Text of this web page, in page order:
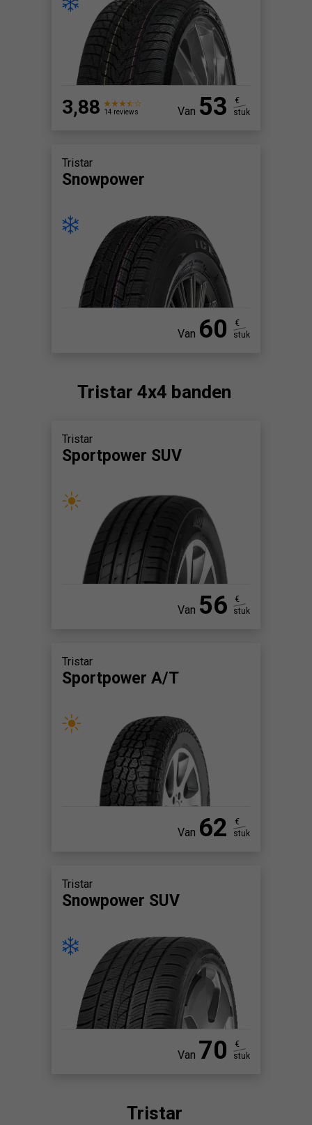
3,88 14 reviews Van 53
€
stuk
Tristar
Snowpower
Van 60
€
stuk
Tristar 4x4 banden
Tristar
Sportpower SUV
Van 56
€
stuk
Tristar
Sportpower A/T
Van 62
€
stuk
Tristar
Snowpower SUV
Van 70
€
stuk
Tristar